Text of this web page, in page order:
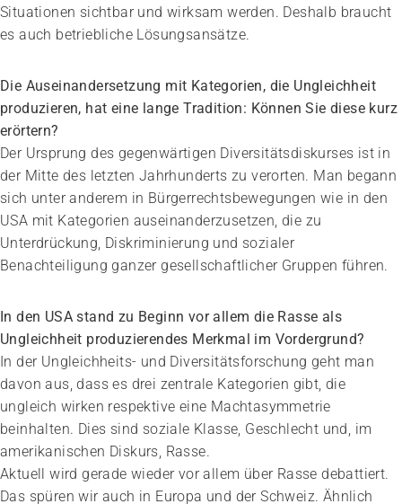
Impuls
Umgang mit verhaltensbezogenen und
psychologischen Symptomen bei Menschen mit
Demenz
20.08.2026 online
Situationen sichtbar und wirksam werden. Deshalb braucht
es auch betriebliche Lösungsansätze.
Die Auseinandersetzung mit Kategorien, die Ungleichheit
produzieren, hat eine lange Tradition: Können Sie diese kurz
erörtern?
Der Ursprung des gegenwärtigen Diversitätsdiskurses ist in
der Mitte des letzten Jahrhunderts zu verorten. Man begann
sich unter anderem in Bürgerrechtsbewegungen wie in den
USA mit Kategorien auseinanderzusetzen, die zu
Unterdrückung, Diskriminierung und sozialer
Benachteiligung ganzer gesellschaftlicher Gruppen führen.
In den USA stand zu Beginn vor allem die Rasse als
Ungleichheit produzierendes Merkmal im Vordergrund?
In der Ungleichheits- und Diversitätsforschung geht man
davon aus, dass es drei zentrale Kategorien gibt, die
ungleich wirken respektive eine Machtasymmetrie
beinhalten. Dies sind soziale Klasse, Geschlecht und, im
amerikanischen Diskurs, Rasse.
Aktuell wird gerade wieder vor allem über Rasse debattiert.
Das spüren wir auch in Europa und der Schweiz. Ähnlich